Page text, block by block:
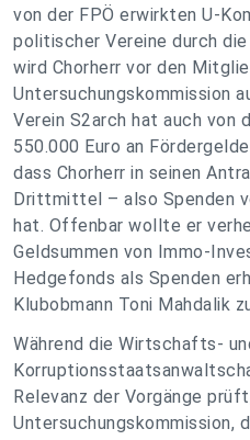
von der FPÖ erwirkten U-
politischer Vereine durch
wird Chorherr vor den
Untersuchungskommission
Verein S2arch hat auch von
550.000 Euro an
dass Chorherr in seinen
Drittmittel – also Spenden
hat. Offenbar wollte er
Geldsummen von Immo-
Hedgefonds als Spenden
Klubobmann Toni Mahdalik
Während die Wirtschafts-
Relevanz der Vorgänge
Untersuchungskommission,